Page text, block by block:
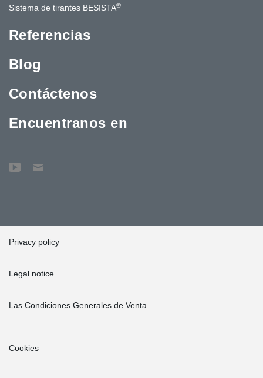
Sistema de tirantes BESISTA®
Referencias
Blog
Contáctenos
Encuentranos en
Privacy policy
Legal notice
Las Condiciones Generales de Venta
Cookies